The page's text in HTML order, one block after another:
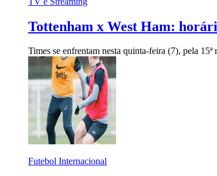
Tottenham x West Ham:
Times se enfrentam nesta quinta-feira (7), pela 15ª
Futebol Internacional